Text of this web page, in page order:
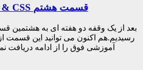
فیلم آموزش HTML & CSS قسمت هشتم
بعد از یک وقفه دو هفته ای به هشتمین
آموزشی فوق را از ادامه دریافت